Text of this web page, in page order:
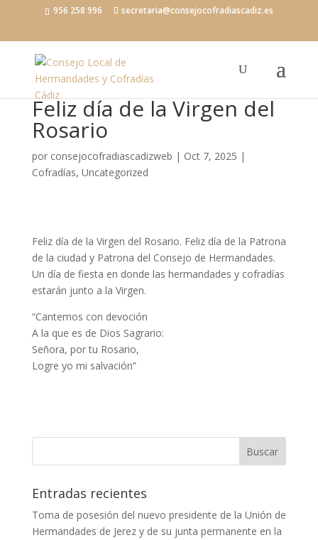
956 258 996 secretaria@consejocofradiascadiz.es
Feliz día de la Virgen del
Rosario
por consejocofradiascadizweb | Oct 7, 2025 |
Cofradías, Uncategorized
Feliz día de la Virgen del Rosario. Feliz día de la Patrona
de la ciudad y Patrona del Consejo de Hermandades.
Un día de fiesta en donde las hermandades y cofradías
estarán junto a la Virgen.
“Cantemos con devoción
A la que es de Dios Sagrario:
Señora, por tu Rosario,
Logre yo mi salvación”
Entradas recientes
Toma de posesión del nuevo presidente de la Unión de
Hermandades de Jerez y de su junta permanente en la